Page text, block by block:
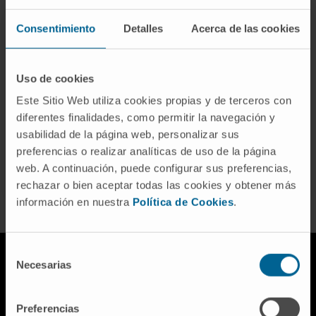
Consentimiento Detalles Acerca de las cookies
Uso de cookies
Este Sitio Web utiliza cookies propias y de terceros con
diferentes finalidades, como permitir la navegación y
usabilidad de la página web, personalizar sus
preferencias o realizar analíticas de uso de la página
web. A continuación, puede configurar sus preferencias,
rechazar o bien aceptar todas las cookies y obtener más
información en nuestra Política de Cookies.
Necesarias
Preferencias
Sede donde desea ser atendido:*
Acepto el Aviso Legaly laPolítica de Protección de
Datos
ENVIAR SOLICITUD